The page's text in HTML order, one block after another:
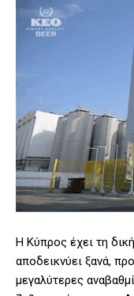
Η Κύπρος έχει τη
αποδεικνύει ξανά,
μεγαλύτερες